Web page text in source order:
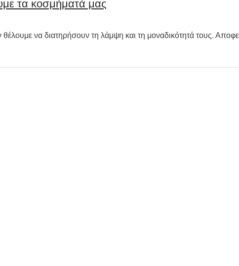
τα κοσμήματά μας
θέλουμε να διατηρήσουν τη λάμψη και τη μοναδικότητά τους.